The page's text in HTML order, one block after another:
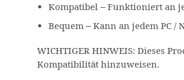
Kompatibel – Funktioniert an
Bequem – Kann an jedem PC /
WICHTIGER HINWEIS: Dieses
Kompatibilität hinzuweisen.